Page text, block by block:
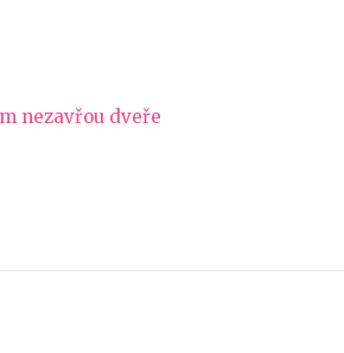
nezavřou dveře